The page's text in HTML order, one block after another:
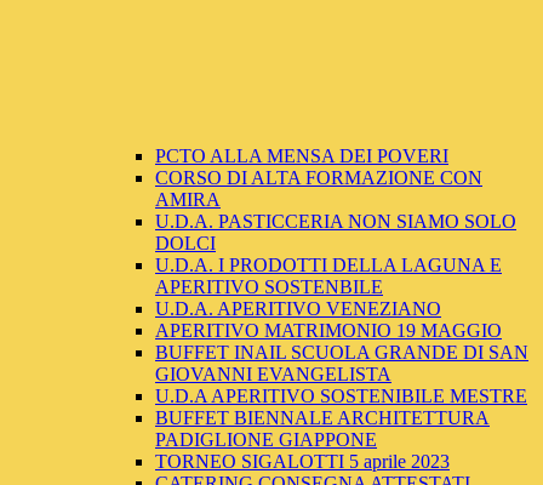
PCTO ALLA MENSA DEI POVERI
CORSO DI ALTA FORMAZIONE CON
AMIRA
U.D.A. PASTICCERIA NON SIAMO SOLO
DOLCI
U.D.A. I PRODOTTI DELLA LAGUNA E
APERITIVO SOSTENBILE
U.D.A. APERITIVO VENEZIANO
APERITIVO MATRIMONIO 19 MAGGIO
BUFFET INAIL SCUOLA GRANDE DI SAN
GIOVANNI EVANGELISTA
U.D.A APERITIVO SOSTENIBILE MESTRE
BUFFET BIENNALE ARCHITETTURA
PADIGLIONE GIAPPONE
TORNEO SIGALOTTI 5 aprile 2023